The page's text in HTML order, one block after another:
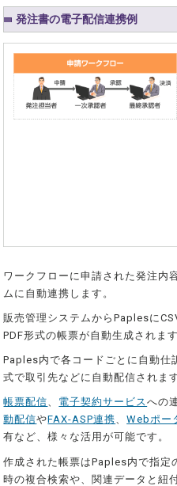
発注書の電子配信連携例
ワークフローに申請された発注内
ムに自動連携します。
販売管理システムからPaplesに
PDF形式の帳票が自動生成されます
Paples内で各コードごとに自動仕
式で取引先などに自動配信されます
帳票配信、 電子契約サービスへの
動配信やFAX-ASP連携、Webポー
有など、様々な活用が可能です。
作成された帳票はPaples内で指定
時の複合検索や、関連データと紐